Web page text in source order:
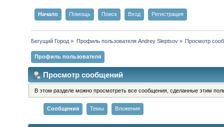
Начало Помощь Поиск Вход Регистрация
Бегущий Город » Профиль пользователя Andrey Sleptsov» Просмотр
Профиль пользователя
Просмотр сообщений
В этом разделе можно просмотреть все сообщения, сделанные этим
Сообщения Темы Вложения